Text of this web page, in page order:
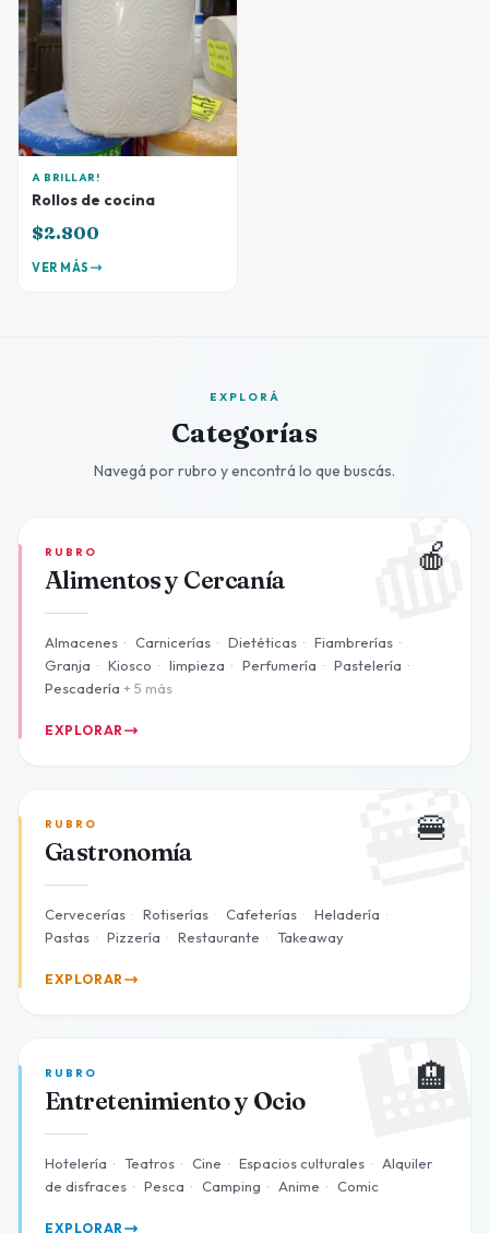
A BRILLAR!
Rollos de cocina
$2.800
VER MÁS
EXPLORÁ
Categorías
Navegá por rubro y encontrá lo que buscás.
🍎
RUBRO
Alimentos y Cercanía
Almacenes · Carnicerías · Dietéticas · Fiambrerías ·
Granja · Kiosco · limpieza · Perfumería · Pastelería ·
Pescadería + 5 más
EXPLORAR
🍔
RUBRO
Gastronomía
Cervecerías · Rotiserías · Cafeterías · Heladería ·
Pastas · Pizzería · Restaurante · Takeaway
EXPLORAR
🏨
RUBRO
Entretenimiento y Ocio
Hotelería · Teatros · Cine · Espacios culturales ·
Alquiler
de disfraces · Pesca · Camping · Anime · Comic
EXPLORAR